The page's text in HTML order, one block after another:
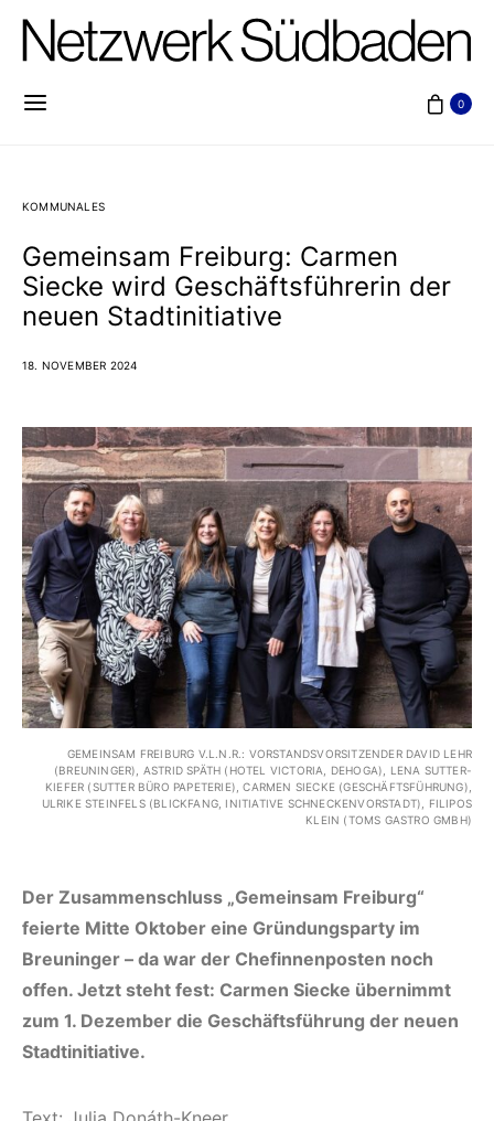
0
KOMMUNALES
Gemeinsam Freiburg: Carmen
Siecke wird Geschäftsführerin der
neuen Stadtinitiative
18. NOVEMBER 2024
GEMEINSAM FREIBURG V.L.N.R.: VORSTANDSVORSITZENDER DAVID LEHR
(BREUNINGER), ASTRID SPÄTH (HOTEL VICTORIA, DEHOGA), LENA SUTTER-
KIEFER (SUTTER BÜRO PAPETERIE), CARMEN SIECKE (GESCHÄFTSFÜHRUNG),
ULRIKE STEINFELS (BLICKFANG, INITIATIVE SCHNECKENVORSTADT), FILIPOS
KLEIN (TOMS GASTRO GMBH)
Der Zusammenschluss „Gemeinsam Freiburg“
feierte Mitte Oktober eine Gründungsparty im
Breuninger – da war der Chefinnenposten noch
offen. Jetzt steht fest: Carmen Siecke übernimmt
zum 1. Dezember die Geschäftsführung der neuen
Stadtinitiative.